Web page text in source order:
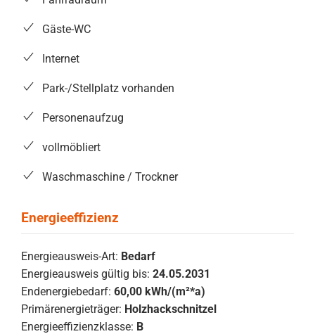
Gäste-WC
Internet
Park-/Stellplatz vorhanden
Personenaufzug
vollmöbliert
Waschmaschine / Trockner
Energieausweis-Art: Bedarf
Energieausweis gültig bis: 24.05.2031
Endenergiebedarf: 60,00 kWh/(m²*a)
Primärenergieträger: Holzhackschnitzel
Energieeffizienzklasse: B